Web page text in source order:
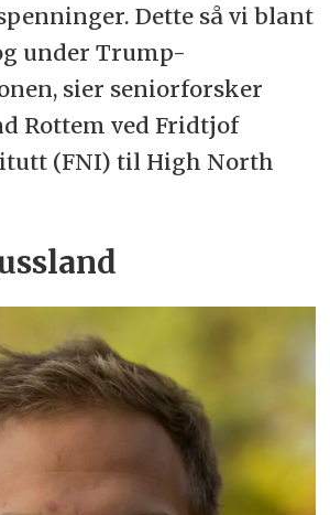
Dette så vi blant
under Trump-
sier seniorforsker
Rottem ved Fridtjof
(FNI) til High North